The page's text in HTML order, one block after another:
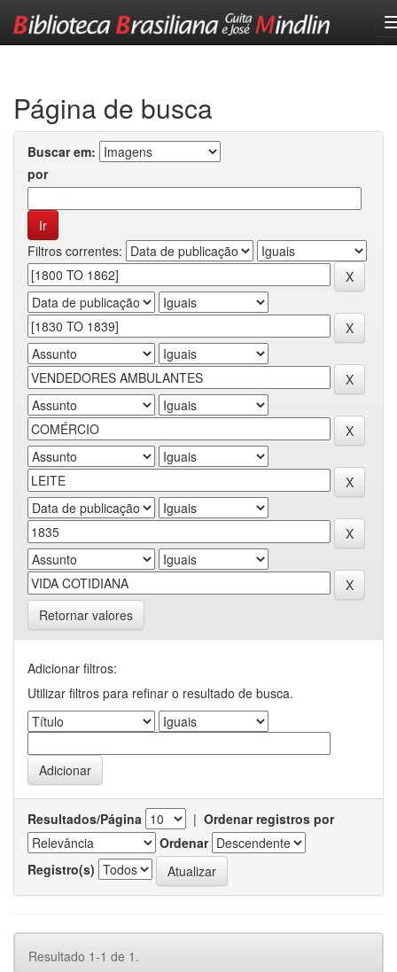
Página de busca
Buscar em:
por
Filtros correntes:
Retornar valores
Adicionar filtros:
Utilizar filtros para refinar o resultado de busca.
Resultados/Página | Ordenar registros por
Ordenar
Registro(s)
Resultado 1-1 de 1.